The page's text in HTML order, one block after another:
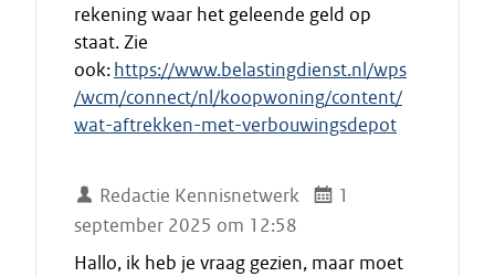
rekening waar het geleende geld op
staat. Zie
ook: https://www.belastingdienst.nl/wps
/wcm/connect/nl/koopwoning/content/
wat-aftrekken-met-verbouwingsdepot
Redactie Kennisnetwerk
1
september 2025 om 12:58
Hallo, ik heb je vraag gezien, maar moet